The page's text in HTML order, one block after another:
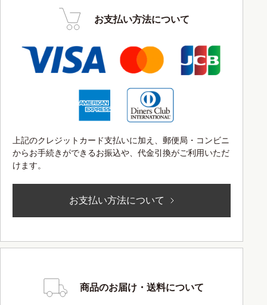
お支払い方法について
上記のクレジットカード支払いに加え、郵便局・コンビニ
からお手続きができるお振込や、代金引換がご利用いただ
けます。
お支払い方法について
商品のお届け・送料について